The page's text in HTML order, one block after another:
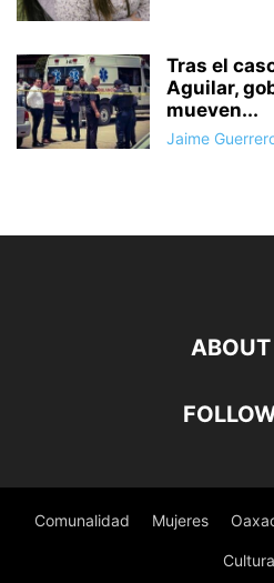
Tras el
Aguilar,
mueven...
Jaime
Comunalidad Mujeres
Cultura